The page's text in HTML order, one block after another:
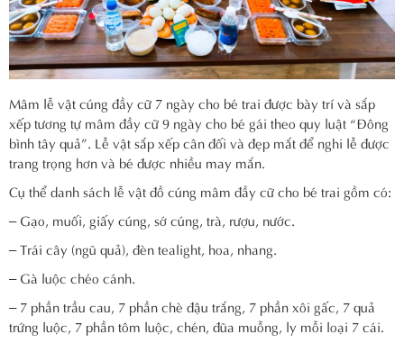
Mâm lễ vật cúng đầy cữ 7 ngày cho bé trai được bày trí và sắp
xếp tương tự mâm đầy cữ 9 ngày cho bé gái theo quy luật “Đông
bình tây quả”. Lễ vật sắp xếp cân đối và đẹp mắt để nghi lễ được
trang trọng hơn và bé được nhiều may mắn.
Cụ thể danh sách lễ vật đồ cúng mâm đầy cữ cho bé trai gồm có:
– Gạo, muối, giấy cúng, sớ cúng, trà, rượu, nước.
– Trái cây (ngũ quả), đèn tealight, hoa, nhang.
– Gà luộc chéo cánh.
– 7 phần trầu cau, 7 phần chè đậu trắng, 7 phần xôi gấc, 7 quả
trứng luộc, 7 phần tôm luộc, chén, đũa muỗng, ly mỗi loại 7 cái.